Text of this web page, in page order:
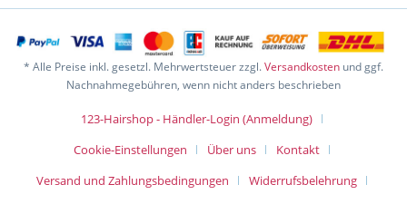
* Alle Preise inkl. gesetzl. Mehrwertsteuer zzgl.Versandkosten und ggf.
Nachnahmegebühren, wenn nicht anders beschrieben
123-Hairshop - Händler-Login (Anmeldung)
Cookie-Einstellungen
Über uns
Kontakt
Versand und Zahlungsbedingungen
Widerrufsbelehrung